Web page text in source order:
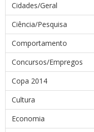
Cidades/Geral
Ciência/Pesquisa
Comportamento
Concursos/Empregos
Copa 2014
Cultura
Economia